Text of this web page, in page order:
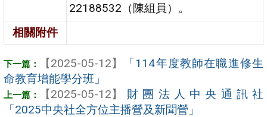
22188532（陳組員）。
相關附件
【2025-05-12】
「114年度教師在職進修生
命教育增能學分班」
【2025-05-12】
財團法人中央通訊社
「2025中央社全方位主播營及新聞營」